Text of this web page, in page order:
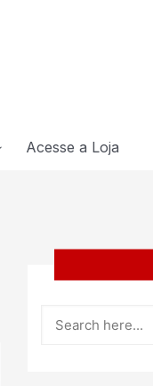
Acesse a Loja